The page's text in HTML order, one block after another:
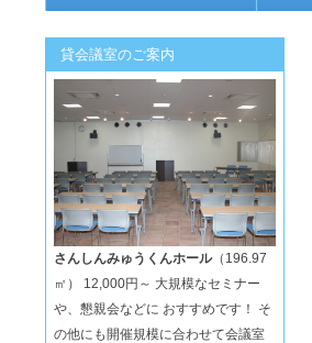
貸会議室のご案内
さんしんみゅうくんホール（196.97
㎡） 12,000円～ 大規模なセミナー
や、懇親会などに おすすめです！ そ
の他にも開催規模に合わせて会議室